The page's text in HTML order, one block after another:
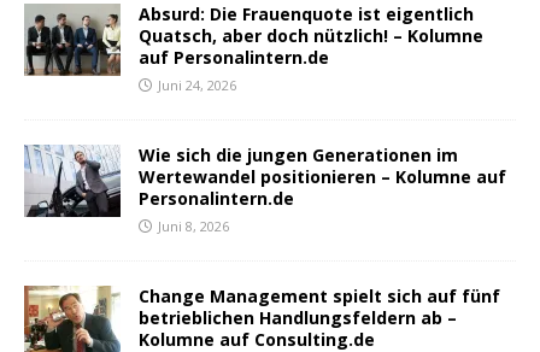
Absurd: Die Frauenquote ist eigentlich
Quatsch, aber doch nützlich! – Kolumne
auf Personalintern.de
Juni 24, 2026
Wie sich die jungen Generationen im
Wertewandel positionieren – Kolumne auf
Personalintern.de
Juni 8, 2026
Change Management spielt sich auf fünf
betrieblichen Handlungsfeldern ab –
Kolumne auf Consulting.de